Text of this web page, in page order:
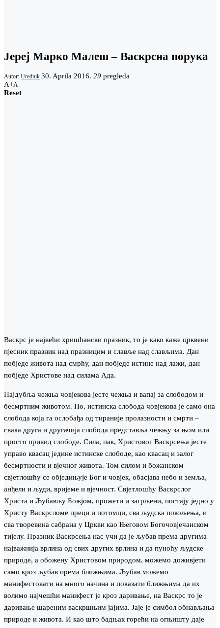
Јереј Марко Малеш – Васкрсна порука
Autor: Urednik 30. Aprila 2016. 29 pregleda
A+A-
Reset
Васкрс је највећи хришћански празник, то је како каже црквени
пјесник празник над празницим и славље над слављима. Дан
побједе живота над смрћу, дан побједе истине над лажи, дан
побједе Христове над силама Ада.
Најдубља чежња човjекова јесте чежња и вапај за слободом и
бесмртним животом. Но, истинска слобода човjекова је само она
слобода која га ослобађа од тираније пролазности и смрти –
свака друга и другачија слобода представља чежњу за њом или
просто привид слободе. Сила, пак, Христовог Васкрсења јесте
управо квасац једине истинске слободе, као квасац и залог
бесмртности и вjечног живота. Том силом и божанском
свjетлошћу се обједињује Бог и човjек, обасјава небо и земља,
анђели и људи, вриjеме и вjечност. Свjетлошћу Васкрслог
Христа и Љубављу Божјом, прожети и загрљени, постају једно у
Христу Васкрсломе преци и потомци, сва људска покољења, и
сва творевина сабрана у Цркви као Његовом Богочовjечанском
тијелу. Празник Васкрсења нас учи да је љубав према другима
најважнија врлина од свих других врлина и да пуноћу људске
природе, а обожену Христовом природом, можемо доживјети
само кроз љубав према ближњима. Љубав можемо
манифестовати на много начина и показати ближњима да их
волимо најчешћи манифест је кроз даривање, на Васкрс то је
даривање шареним васкршњим јајима. Јаје је симбол обнављања
природе и живота. И као што бадњак горећи на огњишту даје